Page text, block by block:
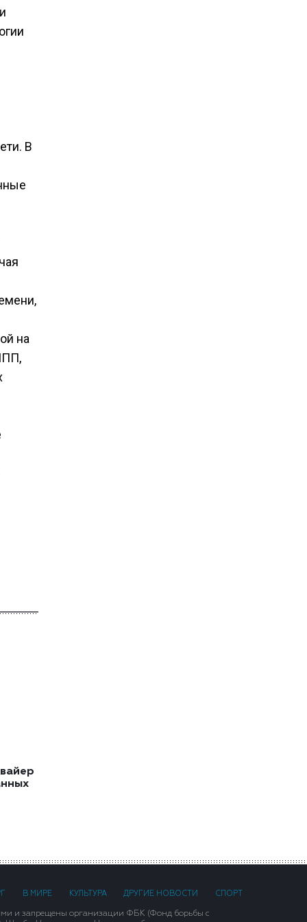
В
на
В МИРЕ КУЛЬТУРА ДРУГИЕ НОВОСТИ СПОРТ
и запрещены организации ФБК (Фонд борьбы с